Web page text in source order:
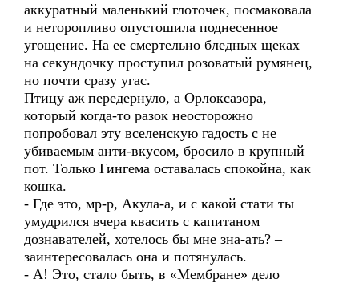
аккуратный маленький глоточек, посмаковала
и неторопливо опустошила поднесенное
угощение. На ее смертельно бледных щеках
на секундочку проступил розоватый румянец,
но почти сразу угас.
Птицу аж передернуло, а Орлоксазора,
который когда-то разок неосторожно
попробовал эту вселенскую гадость с не
убиваемым анти-вкусом, бросило в крупный
пот. Только Гингема оставалась спокойна, как
кошка.
- Где это, мр-р, Акула-а, и с какой стати ты
умудрился вчера квасить с капитаном
дознавателей, хотелось бы мне зна-ать? –
заинтересовалась она и потянулась.
- А! Это, стало быть, в «Мембране» дело